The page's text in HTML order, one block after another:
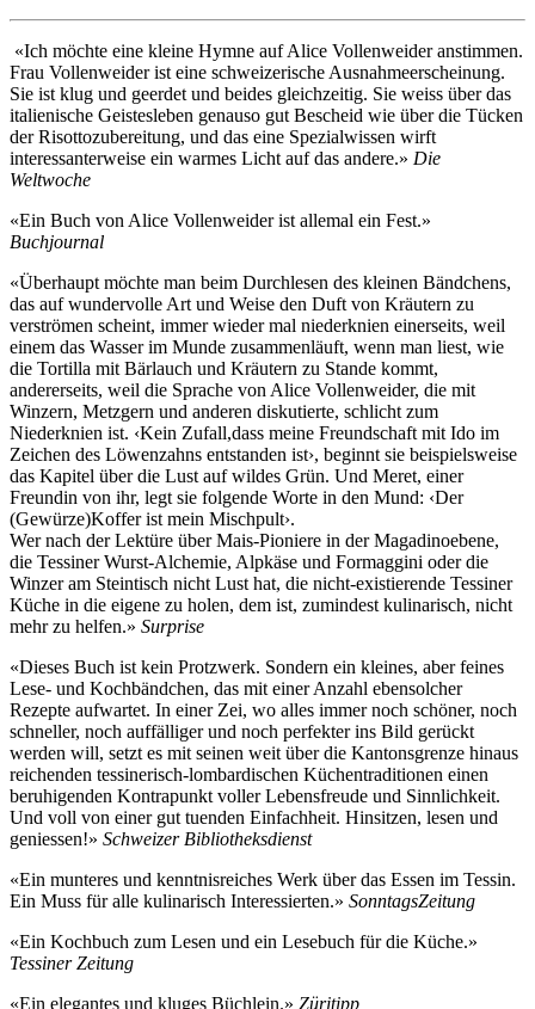
«Ich möchte eine kleine Hymne auf Alice Vollenweider anstimmen.
Frau Vollenweider ist eine schweizerische Ausnahmeerscheinung.
Sie ist klug und geerdet und beides gleichzeitig. Sie weiss über das
italienische Geistesleben genauso gut Bescheid wie über die Tücken
der Risottozubereitung, und das eine Spezialwissen wirft
interessanterweise ein warmes Licht auf das andere.» Die
Weltwoche
«Ein Buch von Alice Vollenweider ist allemal ein Fest.»
Buchjournal
«Überhaupt möchte man beim Durchlesen des kleinen Bändchens,
das auf wundervolle Art und Weise den Duft von Kräutern zu
verströmen scheint, immer wieder mal niederknien einerseits, weil
einem das Wasser im Munde zusammenläuft, wenn man liest, wie
die Tortilla mit Bärlauch und Kräutern zu Stande kommt,
andererseits, weil die Sprache von Alice Vollenweider, die mit
Winzern, Metzgern und anderen diskutierte, schlicht zum
Niederknien ist. ‹Kein Zufall,dass meine Freundschaft mit Ido im
Zeichen des Löwenzahns entstanden ist›, beginnt sie beispielsweise
das Kapitel über die Lust auf wildes Grün. Und Meret, einer
Freundin von ihr, legt sie folgende Worte in den Mund: ‹Der
(Gewürze)Koffer ist mein Mischpult›.
Wer nach der Lektüre über Mais-Pioniere in der Magadinoebene,
die Tessiner Wurst-Alchemie, Alpkäse und Formaggini oder die
Winzer am Steintisch nicht Lust hat, die nicht-existierende Tessiner
Küche in die eigene zu holen, dem ist, zumindest kulinarisch, nicht
mehr zu helfen.» Surprise
«Dieses Buch ist kein Protzwerk. Sondern ein kleines, aber feines
Lese- und Kochbändchen, das mit einer Anzahl ebensolcher
Rezepte aufwartet. In einer Zei, wo alles immer noch schöner, noch
schneller, noch auffälliger und noch perfekter ins Bild gerückt
werden will, setzt es mit seinen weit über die Kantonsgrenze hinaus
reichenden tessinerisch-lombardischen Küchentraditionen einen
beruhigenden Kontrapunkt voller Lebensfreude und Sinnlichkeit.
Und voll von einer gut tuenden Einfachheit. Hinsitzen, lesen und
geniessen!» Schweizer Bibliotheksdienst
«Ein munteres und kenntnisreiches Werk über das Essen im Tessin.
Ein Muss für alle kulinarisch Interessierten.» SonntagsZeitung
«Ein Kochbuch zum Lesen und ein Lesebuch für die Küche.»
Tessiner Zeitung
«Ein elegantes und kluges Büchlein.» Züritipp